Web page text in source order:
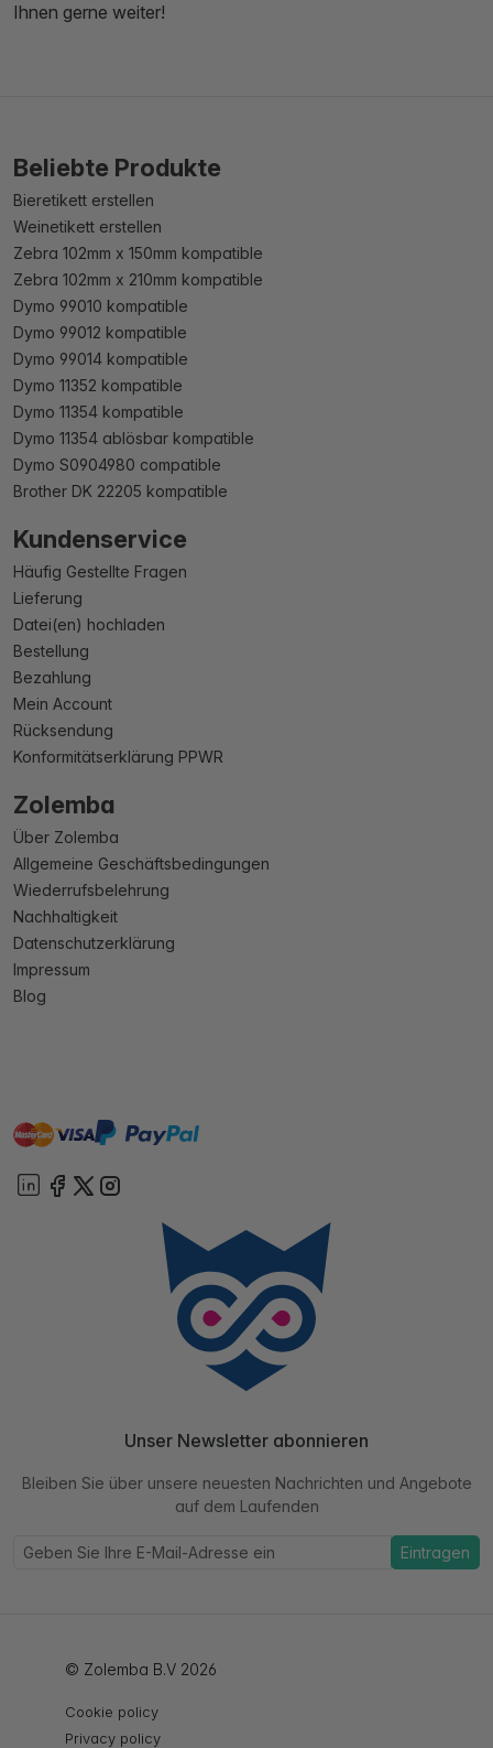
Ihnen gerne weiter!
Beliebte Produkte
Bieretikett erstellen
Weinetikett erstellen
Zebra 102mm x 150mm kompatible
Zebra 102mm x 210mm kompatible
Dymo 99010 kompatible
Dymo 99012 kompatible
Dymo 99014 kompatible
Dymo 11352 kompatible
Dymo 11354 kompatible
Dymo 11354 ablösbar kompatible
Dymo S0904980 compatible
Brother DK 22205 kompatible
Kundenservice
Häufig Gestellte Fragen
Lieferung
Datei(en) hochladen
Bestellung
Bezahlung
Mein Account
Rücksendung
Konformitätserklärung PPWR
Zolemba
Über Zolemba
Allgemeine Geschäftsbedingungen
Wiederrufsbelehrung
Nachhaltigkeit
Datenschutzerklärung
Impressum
Blog
mastervisa paypal
Unser Newsletter abonnieren
Bleiben Sie über unsere neuesten Nachrichten und Angebote
auf dem Laufenden
Eintragen
© Zolemba B.V 2026
Cookie policy
Privacy policy